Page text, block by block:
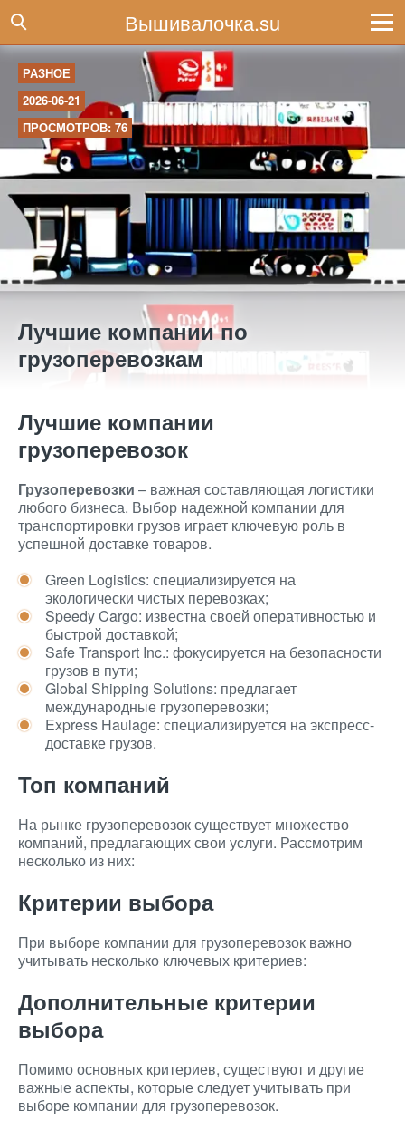
Вышивалочка.su
РАЗНОЕ
2026-06-21
ПРОСМОТРОВ: 76
Лучшие компании по
грузоперевозкам
Лучшие компании
грузоперевозок
Грузоперевозки – важная составляющая логистики
любого бизнеса. Выбор надежной компании для
транспортировки грузов играет ключевую роль в
успешной доставке товаров.
Green Logistics: специализируется на
экологически чистых перевозках;
Speedy Cargo: известна своей оперативностью и
быстрой доставкой;
Safe Transport Inc.: фокусируется на безопасности
грузов в пути;
Global Shipping Solutions: предлагает
международные грузоперевозки;
Express Haulage: специализируется на экспресс-
доставке грузов.
Топ компаний
На рынке грузоперевозок существует множество
компаний, предлагающих свои услуги. Рассмотрим
несколько из них:
Критерии выбора
При выборе компании для грузоперевозок важно
учитывать несколько ключевых критериев:
Дополнительные критерии
выбора
Помимо основных критериев, существуют и другие
важные аспекты, которые следует учитывать при
выборе компании для грузоперевозок.